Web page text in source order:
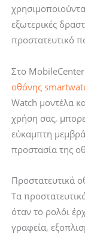
εξωτερικές
προστατευτικό
Στο
οθόνης
Watch μοντέλα
χρήση σας,
εύκαμπτη
προστασία της
Προστατευτικά
Τα
όταν το ρολόι
γραφεία,